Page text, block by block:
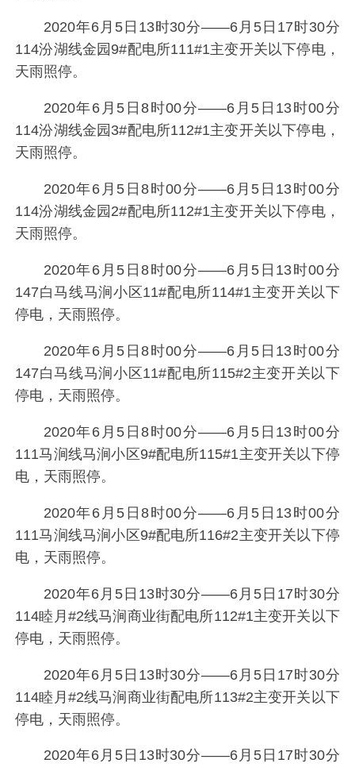
2020年6月5日13时30分——6月5日17时30分
114汾湖线金园9#配电所111#1主变开关以下停电，
天雨照停。
2020年6月5日8时00分——6月5日13时00分
114汾湖线金园3#配电所112#1主变开关以下停电，
天雨照停。
2020年6月5日8时00分——6月5日13时00分
114汾湖线金园2#配电所112#1主变开关以下停电，
天雨照停。
2020年6月5日8时00分——6月5日13时00分
147白马线马涧小区11#配电所114#1主变开关以下
停电，天雨照停。
2020年6月5日8时00分——6月5日13时00分
147白马线马涧小区11#配电所115#2主变开关以下
停电，天雨照停。
2020年6月5日8时00分——6月5日13时00分
111马涧线马涧小区9#配电所115#1主变开关以下停
电，天雨照停。
2020年6月5日8时00分——6月5日13时00分
111马涧线马涧小区9#配电所116#2主变开关以下停
电，天雨照停。
2020年6月5日13时30分——6月5日17时30分
114睦月#2线马涧商业街配电所112#1主变开关以下
停电，天雨照停。
2020年6月5日13时30分——6月5日17时30分
114睦月#2线马涧商业街配电所113#2主变开关以下
停电，天雨照停。
2020年6月5日13时30分——6月5日17时30分